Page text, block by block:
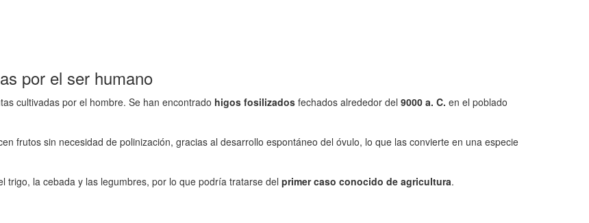
por el ser humano
cultivadas por el hombre. Se han encontrado higos fosilizados fechados alrededor del 9000 a. C. en el poblado
frutos sin necesidad de polinización, gracias al desarrollo espontáneo del óvulo, lo que las convierte en una especie
trigo, la cebada y las legumbres, por lo que podría tratarse del primer caso conocido de agricultura.